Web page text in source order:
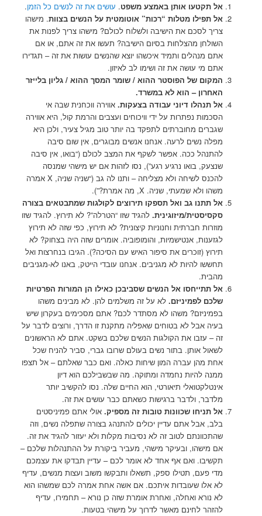
אל תקטעו אותן באמצע משפט. עושים את זה לנשים כל הזמן.
אל תפילו מטלות “רכות” אוטומטית על הנשים בצוות. מישהו
צריך לסכם את הישיבה ולשלוח לכולם? מישהו צריך לפנות את
השולחן מהצלחות בסיום הישיבה? תעשו את זה אתם, או אם
אתם מנהלים ותמיד איכשהו יוצא שהנשים עושות את זה – תגדירו
אתם מי עושה את זה ושימו לב לאיזון.
המקום של הפוסטר ההוא / שומר המסך ההוא / גליון בלייזר
האחרון – הוא לא במשרד.
אל תנהלו דיוני עבודה בצעקות.אווירה ווכחנית שבה אי
הסכמות נפתרות על ידי וויכוחים ועצבים והרמת קול, היא אווירה
שגברים מחוברתים לתפקד בה יותר טוב מגיל צעיר, ולכן היא
מפלה נשים לרעה. אנחנו אנשים מבוגרים, אין שום סיבה
להתנהל ככה. אפשר לשקף את המצב לכולם (“בואו, אין סיבה
שנצעק, בואו נרגיע רגע”), נסו לזהות אם יש מישהי שמנסה
להכנס לשיחה ולא מצליחה – ותנו לה גב (“שניה שניה, X אמרה
משהו ולא שמעתי, שניה. X, מה אמרת?”).
אל תתנו גב ואל תספקו תירוצים לקולגות שמתבטאים בצורה
סקסיסטית/מיזוגינית.להגיד שזו “הטרלה”? לא תירוץ. להגיד שזו
מוזרות חברתית וחנוניות קיצונית? לא תירוץ, כפי שזה לא תירוץ
לגזענות, אנטישמיות, והומופוביה. אומרים שזה היה בצחוק? לא
תירוץ (זוכרים את סיפור האיש עם הסיכה?). הגיבו בנחרצות ואל
תחששו להיות לא מגניבים. אנחנו עובדי הייטק, באנו לא-מגניבים
מהבית.
אל תתייחסו אל הנשים שסביבכן כאילו הן המורות הפרטיות
שלכם לפמיניזם.לא על זה משלמים להן. לא מבינים משהו
בפמיניזם? משהו לא מסתדר לכם? אתם מסכימים בעקרון שיש
בעיה אבל לא בטוחים שאפליה מתקנת זו הדרך, ורוצים לדבר על
זה – עזבו את הקולגות הנשים שלכם בשקט. אתם לא הראשונים
לשאול אותן. בתור נשים בעולם שרובו גברי, סביר להניח שכל
אחת מהן עברה המון שיחות כאלה. ואם כבר שאלתם – אל תצפו
ממנה להיות נחמדה ומתוקה. מה שבשבילכם הוא דיון
אינטלקטואלי תיאורטי, הוא החיים שלה. נסו להקשיב יותר
מלדבר, ולדבר ברגישות כשאתם כבר עושים את זה.
אל תניחו שכוונות טובות זה מספיק.אולי אתם פמיניסטים
בלב, אבל אתם עדיין יכולים להתנהג בצורה שתפלה נשים, וזה
שהתכוונתם לטוב זה לא נסיבות מקלות ולא יעזור להגיד את זה.
אם מישהו, ובעיקר מישהי, מעביר ביקורת על ההתנהלות שלכם –
תקשיבו. ואם אף אחד לא אומר לכם – עדיין תבדקו את עצמכם
מדי פעם, תטילו ספק, תשאלו ותבקשו משוב ועצות מנשים, עדיף
לא אלו שעובדות איתכם. אם אשה אחת אמרה לכם שמשהו הוא
לא נורא ואחלה, ואחרת אומרת שזה כן נורא – תחמירו, עדיף
להזהר לחינם מאשר לדרוך על מישהי בטעות.